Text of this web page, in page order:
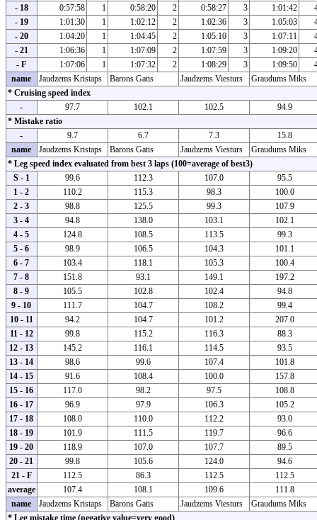
- 18
0:57:58 1 0:58:20 2 0:58:27 3 1:01:42
- 19
1:01:30 1 1:02:12 2 1:02:36 3 1:05:03
- 20
1:04:20 1 1:04:45 2 1:05:10 3 1:07:11
- 21
1:06:36 1 1:07:09 2 1:07:59 3 1:09:20
- F
1:07:06 1 1:07:32 2 1:08:29 3 1:09:50
name
Jaudzems Kristaps Barons Gatis Jaudzems Viesturs
Graudums Miks
* Cruising speed index
-
97.7 102.1 102.5
94.9
* Mistake ratio
-
9.7 6.7 7.3
15.8
name
Jaudzems Kristaps Barons Gatis Jaudzems Viesturs
Graudums Miks
* Leg speed index evaluated from best 3 laps (100=average of best3)
S - 1
99.6 112.3 107.0
95.5
1 - 2
110.2 115.3 98.3
100.0
2 - 3
98.8 125.5 99.3
107.9
3 - 4
94.8 138.0 103.1
102.1
4 - 5
124.8 108.5 113.5
99.3
5 - 6
98.9 106.5 104.3
101.1
6 - 7
103.4 118.1 105.3
100.4
7 - 8
151.8 93.1 149.1
197.2
8 - 9
105.5 102.8 102.4
94.8
9 - 10
111.7 104.7 108.2
99.4
10 - 11
94.2 104.7 101.2
207.0
11 - 12
99.8 115.2 116.3
88.3
12 - 13
145.2 116.1 114.5
93.5
13 - 14
98.6 99.6 107.4
101.8
14 - 15
91.6 108.4 100.0
157.8
15 - 16
117.0 98.2 97.5
108.8
16 - 17
96.9 97.9 106.3
105.2
17 - 18
108.0 110.0 112.2
93.0
18 - 19
101.9 111.5 119.7
96.6
19 - 20
118.9 107.0 107.7
89.5
20 - 21
99.8 105.6 124.0
94.6
21 - F
112.5 86.3 112.5
112.5
average
107.4 108.1 109.6
111.8
name
Jaudzems Kristaps Barons Gatis Jaudzems Viesturs
Graudums Miks
* Leg mistake time (negative value=very good)